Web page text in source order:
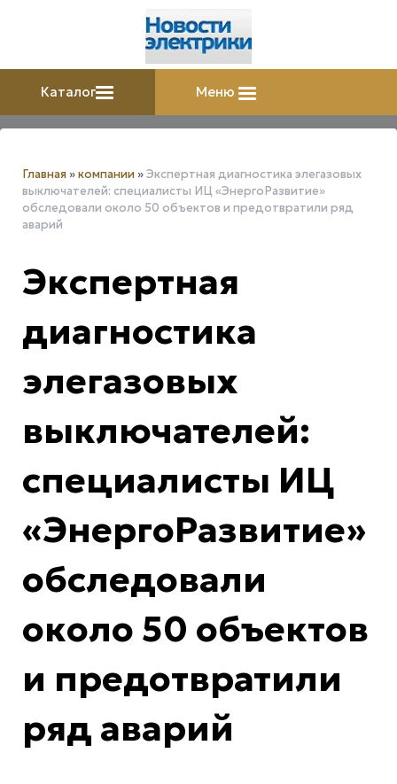
Каталог Меню
Главная »компании »Экспертная диагностика элегазовых
выключателей: специалисты ИЦ «ЭнергоРазвитие»
обследовали около 50 объектов и предотвратили ряд
аварий
Экспертная
диагностика
элегазовых
выключателей:
специалисты ИЦ
«ЭнергоРазвитие»
обследовали
около 50 объектов
и предотвратили
ряд аварий